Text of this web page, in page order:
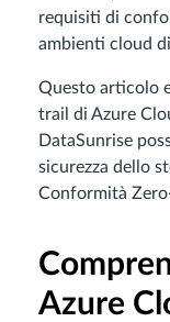
requisiti di
ambienti cloud
Questo articolo
trail di Azure
DataSunrise
sicurezza dello
Conformità
Azure